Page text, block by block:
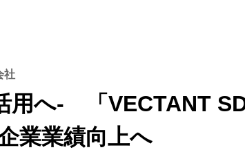
社
用へ‐ 「VECTANT
業業績向上へ